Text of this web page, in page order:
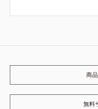
商
無料